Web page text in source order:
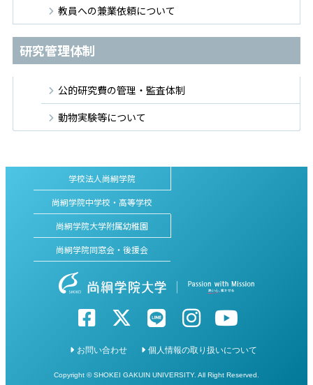
教員への兼業依頼について
研究管理体制
公的研究費の管理・監査体制
動物実験等について
学校法人尚絅学院
尚絅学院中学校・高等学校
尚絅学院大学附属幼稚園
尚絅学院同窓会・後援会
お問い合わせ 個人情報の取り扱いについて
Copyright © SHOKEI GAKUIN UNIVERSITY. All Right Reserved.